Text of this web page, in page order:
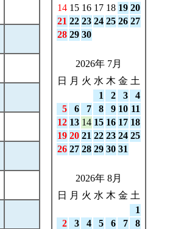
14 15 16 17 18 19 20
21 22 23 24 25 26 27
28 29 30
2026年 7月
日
月 火 水 木 金 土
1
2 3
4
5
6 7 8 9 10 11
12 13 14 15 16 17 18
19 20 21 22 23 24 25
26 27 28 29 30 31
2026年 8月
日
月 火 水 木 金 土
1
2
3 4 5 6 7
8